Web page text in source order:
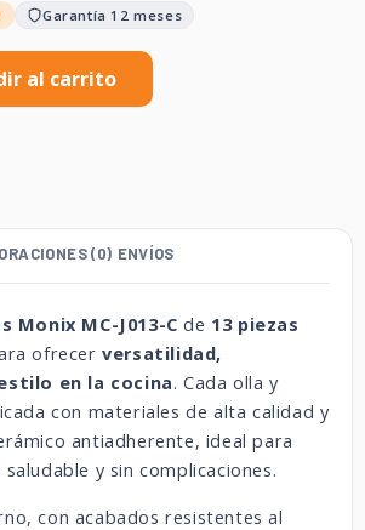
Garantía 12 meses
al carrito
(0) ENVÍOS
Monix MC-J013-C de 13 piezas
ofrecerversatilidad,
en la cocina. Cada olla y
con materiales de alta calidad y
antiadherente, ideal para
y sin complicaciones.
con acabados resistentes al